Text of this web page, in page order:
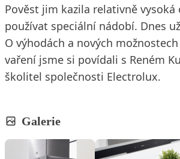
Pověst jim kazila relativně
používat speciální nádobí. Dnes
O výhodách a nových
vaření jsme si povídali s Reném
školitel společnosti Electrolux.
Galerie